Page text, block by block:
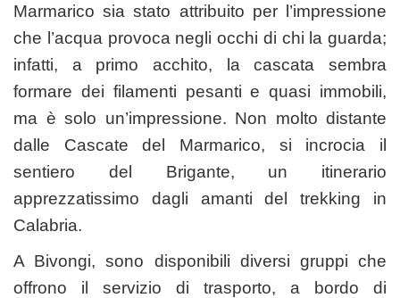
Marmarico sia stato attribuito per l’impressione
che l’acqua provoca negli occhi di chi la guarda;
infatti, a primo acchito, la cascata sembra
formare dei filamenti pesanti e quasi immobili,
ma è solo un’impressione. Non molto distante
dalle Cascate del Marmarico, si incrocia il
sentiero del Brigante, un itinerario
apprezzatissimo dagli amanti del trekking in
Calabria.
A Bivongi, sono disponibili diversi gruppi che
offrono il servizio di trasporto, a bordo di